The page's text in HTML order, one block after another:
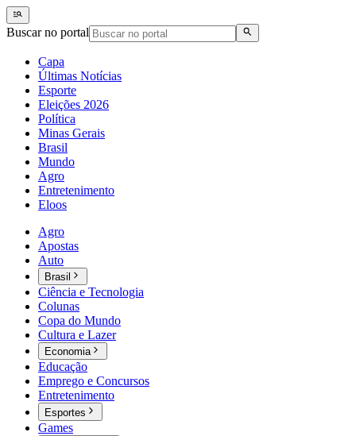
Buscar no portal
Capa
Últimas Notícias
Esporte
Eleições 2026
Política
Minas Gerais
Brasil
Mundo
Agro
Entretenimento
Eloos
Agro
Apostas
Auto
Brasil
Ciência e Tecnologia
Colunas
Copa do Mundo
Cultura e Lazer
Economia
Educação
Emprego e Concursos
Entretenimento
Esportes
Games